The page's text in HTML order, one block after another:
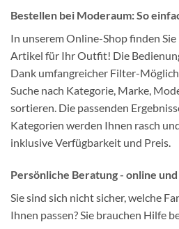
Bestellen bei Moderaum: So
In unserem Online-Shop finden
Artikel für Ihr Outfit! Die
Dank umfangreicher Filter-
Suche nach Kategorie, Marke,
sortieren. Die passenden
Kategorien werden Ihnen rasch
inklusive Verfügbarkeit und Preis.
Persönliche Beratung - online
Sie sind sich nicht sicher, welche
Ihnen passen? Sie brauchen Hilfe